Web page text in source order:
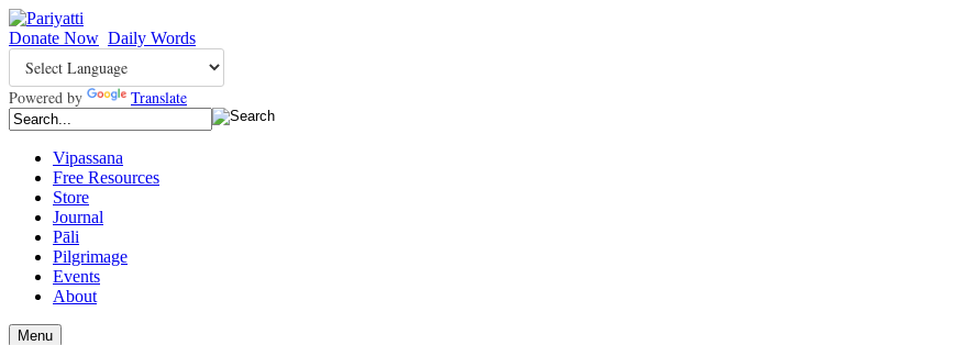
Donate Now Daily Words
Powered by Translate
Vipassana
Free Resources
Store
Journal
Pāli
Pilgrimage
Events
About
Menu